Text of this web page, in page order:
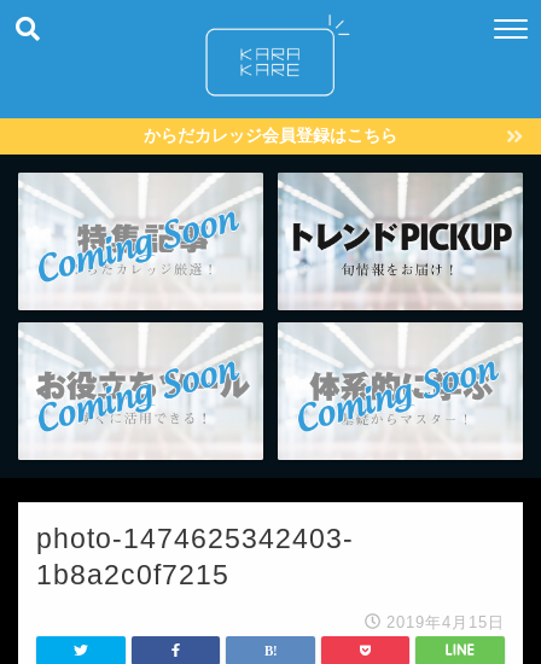
からだカレッジ会員登録はこちら
photo-1474625342403-
1b8a2c0f7215
2019年4月15日